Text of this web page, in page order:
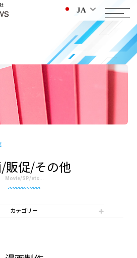
販促/その他
Movie/SP/etc...
カテゴリー
JA